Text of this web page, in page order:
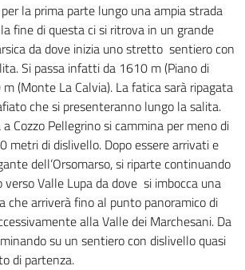
la prima parte lungo una ampia strada
fine di questa ci si ritrova in un grande
da dove inizia uno stretto sentiero con
Si passa infatti da 1610 m (Piano di
(Monte La Calvia). La fatica sarà ripagata
che si presenteranno lungo la salita.
Cozzo Pellegrino si cammina per meno di
metri di dislivello. Dopo essere arrivati e
dell’Orsomarso, si riparte continuando
verso Valle Lupa da dove si imbocca una
che arriverà fino al punto panoramico di
alla Valle dei Marchesani. Da
su un sentiero con dislivello quasi
di partenza.